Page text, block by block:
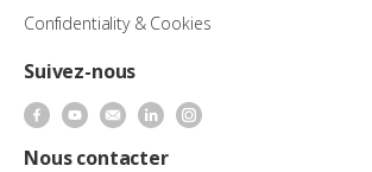
Confidentiality & Cookies
Suivez-nous
Nous contacter